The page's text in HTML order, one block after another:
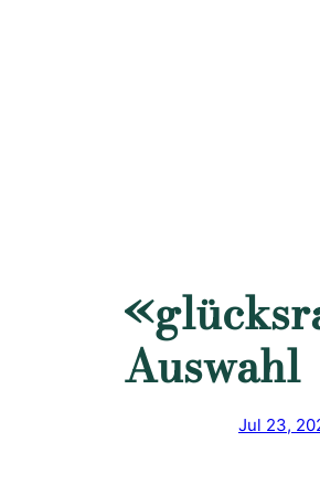
Auswahl
Jul 23,